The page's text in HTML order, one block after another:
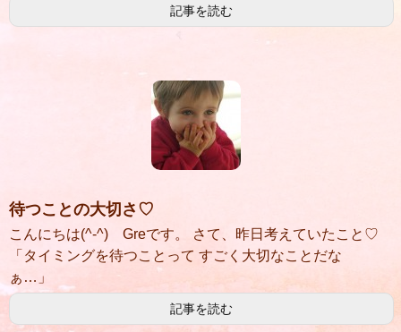
記事を読む
待つことの大切さ♡
こんにちは(^-^) Greです。 さて、昨日考えていたこと♡
「タイミングを待つことって すごく大切なことだな
ぁ…」
記事を読む